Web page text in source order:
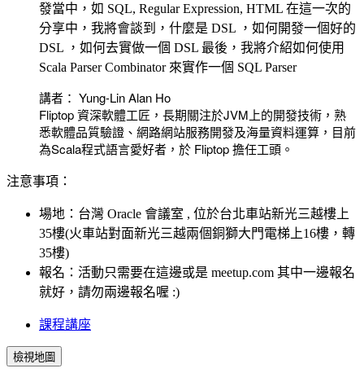
發當中，如 SQL, Regular Expression, HTML 在這一次的
分享中，我將會談到，什麼是 DSL ，如何開發一個好的
DSL ，如何去實做一個 DSL 最後，我將介紹如何使用
Scala Parser Combinator 來實作一個 SQL Parser
講者： Yung-Lin Alan Ho
Fliptop 資深軟體工匠，長期關注於JVM上的開發技術，熟
悉軟體品質驗證、網路網站服務開發及海量資料運算，目前
為Scala程式語言愛好者，於 Fliptop 擔任工頭。
注意事項：
場地：台灣 Oracle 會議室 , 位於台北車站新光三越樓上
35樓(火車站對面新光三越兩個銅獅大門電梯上16樓，轉
35樓)
報名：活動只需要在這邊或是 meetup.com 其中一邊報名
就好，請勿兩邊報名喔 :)
課程講座
檢視地圖